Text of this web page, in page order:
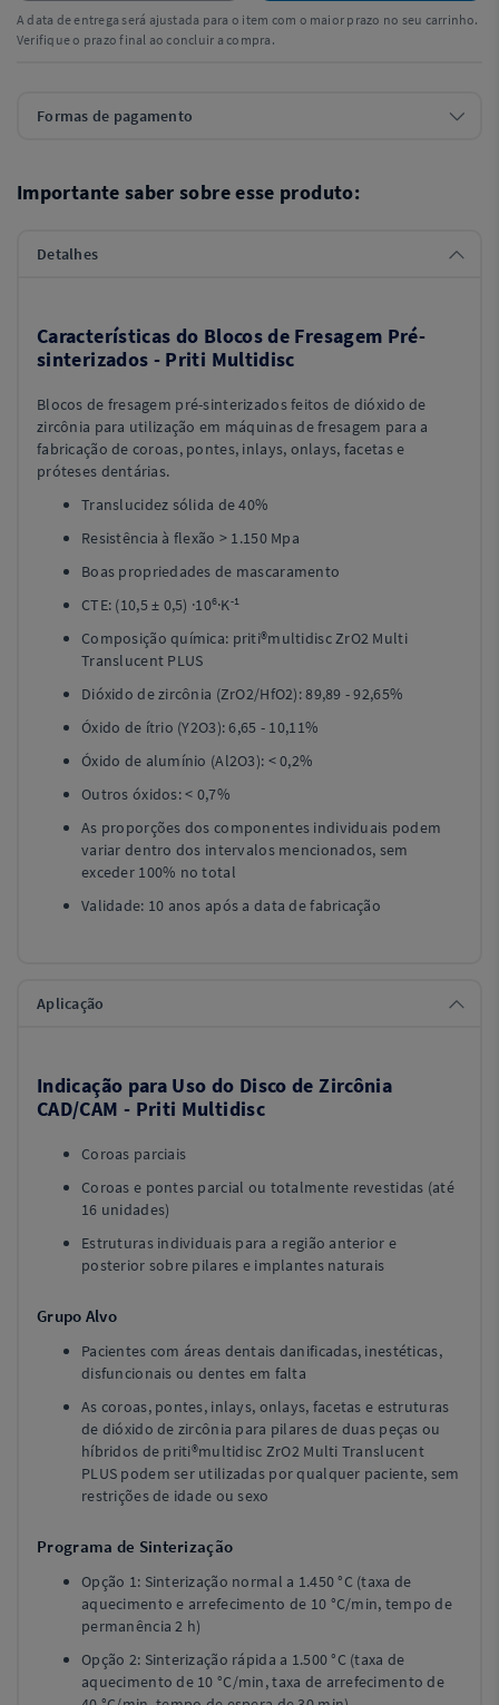
A data de entrega será ajustada para o item com o maior prazo no seu carrinho.
Verifique o prazo final ao concluir a compra.
Formas de pagamento
Importante saber sobre esse produto:
Detalhes
Características do Blocos de Fresagem Pré-
sinterizados - Priti Multidisc
Blocos de fresagem pré-sinterizados feitos de dióxido de
zircônia para utilização em máquinas de fresagem para a
fabricação de coroas, pontes, inlays, onlays, facetas e
próteses dentárias.
Translucidez sólida de 40%
Resistência à flexão > 1.150 Mpa
Boas propriedades de mascaramento
CTE: (10,5 ± 0,5) ·106·K-1
Composição química: priti®multidisc ZrO2 Multi
Translucent PLUS
Dióxido de zircônia (ZrO2/HfO2): 89,89 - 92,65%
Óxido de ítrio (Y2O3): 6,65 - 10,11%
Óxido de alumínio (Al2O3): < 0,2%
Outros óxidos: < 0,7%
As proporções dos componentes individuais podem
variar dentro dos intervalos mencionados, sem
exceder 100% no total
Validade: 10 anos após a data de fabricação
Aplicação
Indicação para Uso do Disco de Zircônia
CAD/CAM - Priti Multidisc
Coroas parciais
Coroas e pontes parcial ou totalmente revestidas (até
16 unidades)
Estruturas individuais para a região anterior e
posterior sobre pilares e implantes naturais
Grupo Alvo
Pacientes com áreas dentais danificadas, inestéticas,
disfuncionais ou dentes em falta
As coroas, pontes, inlays, onlays, facetas e estruturas
de dióxido de zircônia para pilares de duas peças ou
híbridos de priti®multidisc ZrO2 Multi Translucent
PLUS podem ser utilizadas por qualquer paciente, sem
restrições de idade ou sexo
Programa de Sinterização
Opção 1: Sinterização normal a 1.450 °C (taxa de
aquecimento e arrefecimento de 10 °C/min, tempo de
permanência 2 h)
Opção 2: Sinterização rápida a 1.500 °C (taxa de
aquecimento de 10 °C/min, taxa de arrefecimento de